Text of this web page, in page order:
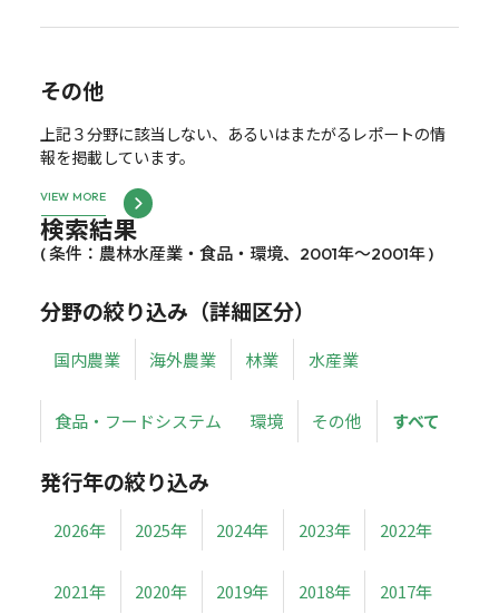
その他
上記３分野に該当しない、あるいはまたがるレポートの情
報を掲載しています。
VIEW MORE
検索結果
( 条件：農林水産業・食品・環境、2001年～2001年 )
分野の絞り込み（詳細区分）
国内農業 海外農業 林業 水産業
食品・フードシステム 環境 その他 すべて
発行年の絞り込み
2026年 2025年 2024年 2023年 2022年
2021年 2020年 2019年 2018年 2017年